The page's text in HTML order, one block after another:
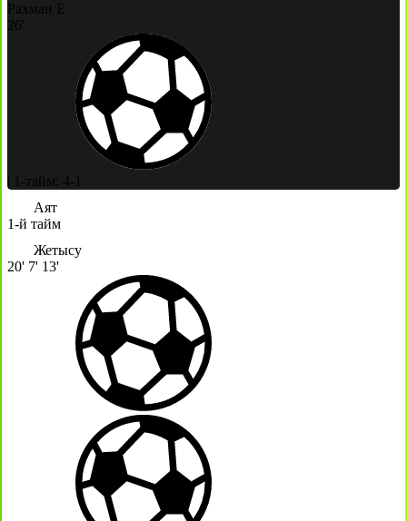
Рахман Е
26'
1-тайм: 4-1
Аят
1-й тайм
Жетысу
20' 7' 13'